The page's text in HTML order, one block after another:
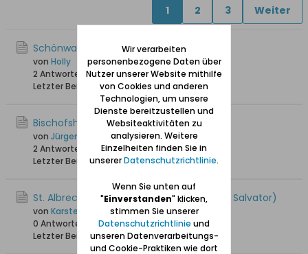
1 2 3 Weiter
Schönwarling Kriese
von Holly
2 Antworten 1.613 Hits0 Likes
Letzter Beitrag
03.11.2025, 20:33
Bischofshöhe
von Jürgen_W
2 Antworten
3.099 Hits0 Likes
Letzter Beitrag26.05.2025, 11:07
St. Albrecht - Verstorbene 1809 (im KB St. Salvator)
von Karsten_A
0 Antworten
4.821 Hits0 Likes
Letzter Beitrag02.08.2024, 17:36
Wir verarbeiten
personenbezogene Daten über
Nutzer unserer Website mithilfe
von Cookies und anderen
Technologien, um unsere
Dienste bereitzustellen und
Websiteaktivitäten zu
analysieren. Weitere
Einzelheiten finden Sie in
unsererDatenschutzrichtlinie.
Wenn Sie unten auf
"Einverstanden" klicken,
stimmen Sie unserer
Datenschutzrichtlinie und
unseren Datenverarbeitungs-
und Cookie-Praktiken wie dort